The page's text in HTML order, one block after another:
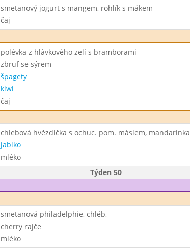
smetanový jogurt s mangem, rohlík s mákem
čaj
polévka z hlávkového zelí s bramborami
zbruf se sýrem
špagety
kiwi
čaj
chlebová hvězdička s ochuc. pom. máslem, mandarinka
jablko
mléko
Týden 50
smetanová philadelphie, chléb,
cherry rajče
mléko